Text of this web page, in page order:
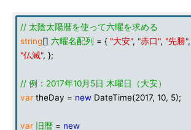
// 太陰太陽暦を使って六曜を求める
string[] 六曜名配列 = { "大安", "赤口", "先勝",
"仏滅", };
// 例：2017年10月5日 木曜日（大安）
var theDay = new DateTime(2017, 10, 5);
var 旧暦 = new